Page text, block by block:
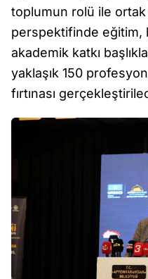
toplumun rolü ile
perspektifinde eğitim,
akademik katkı
yaklaşık 150
fırtınası